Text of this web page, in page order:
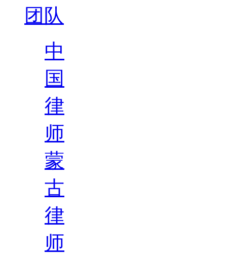
团队
中
国
律
师
蒙
古
律
师